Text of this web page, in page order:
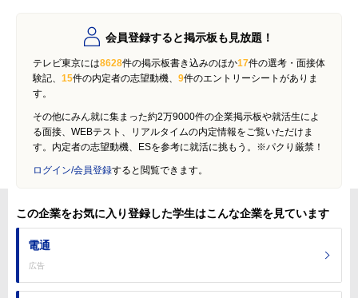
会員登録すると掲示板も見放題！
テレビ東京には8628件の掲示板書き込みのほか17件の選考・面接体
験記、 15件の内定者の志望動機、 9件のエントリーシートがありま
す。
その他にみん就に集まった約2万9000件の企業掲示板や就活生によ
る面接、WEBテスト、リアルタイムの内定情報をご覧いただけま
す。内定者の志望動機、ESを参考に就活に挑もう。※パクり厳禁！
ログイン/会員登録すると閲覧できます。
この企業をお気に入り登録した学生はこんな企業を見ています
電通
広告